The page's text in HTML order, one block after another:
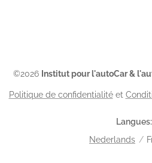
©2026 Institut pour l'autoCar &
Politique de confidentialitéet
Langues
Nederlands